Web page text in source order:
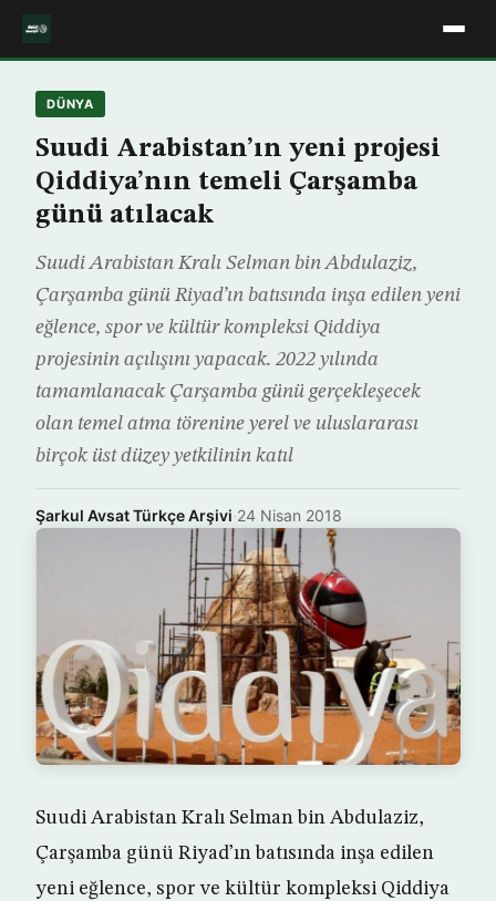
DÜNYA
Suudi Arabistan’ın yeni projesi
Qiddiya’nın temeli Çarşamba
günü atılacak
Suudi Arabistan Kralı Selman bin Abdulaziz,
Çarşamba günü Riyad’ın batısında inşa edilen yeni
eğlence, spor ve kültür kompleksi Qiddiya
projesinin açılışını yapacak. 2022 yılında
tamamlanacak Çarşamba günü gerçekleşecek
olan temel atma törenine yerel ve uluslararası
birçok üst düzey yetkilinin katıl
Şarkul Avsat Türkçe Arşivi·24 Nisan 2018
Suudi Arabistan Kralı Selman bin Abdulaziz,
Çarşamba günü Riyad’ın batısında inşa edilen
yeni eğlence, spor ve kültür kompleksi Qiddiya